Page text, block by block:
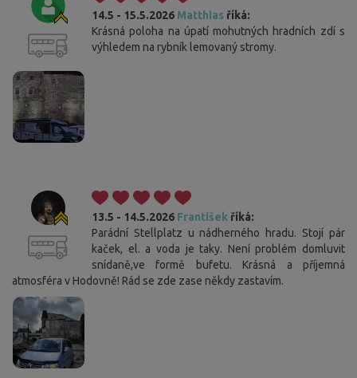
14.5 - 15.5.2026 Matthias říká:
Krásná poloha na úpatí mohutných hradních zdí s
výhledem na rybník lemovaný stromy.
13.5 - 14.5.2026 František říká:
Parádní Stellplatz u nádherného hradu. Stojí pár
kaček, el. a voda je taky. Není problém domluvit
snídaně,ve formě bufetu. Krásná a příjemná
atmosféra v Hodovně! Rád se zde zase někdy zastavím.